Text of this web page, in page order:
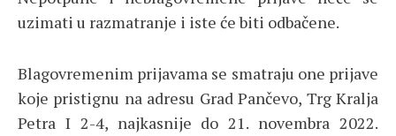
uzimati u razmatranje i iste će biti odbačene.
Blagovremenim prijavama se smatraju one prijave
koje pristignu na adresu Grad Pančevo, Trg Kralja
Petra I 2-4, najkasnije do 21. novembra 2022.